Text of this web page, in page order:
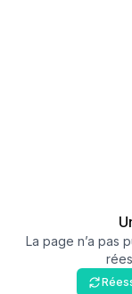
La page n’a pas